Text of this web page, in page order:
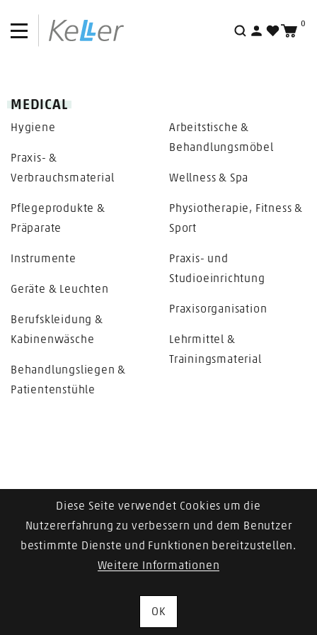
Suche
0
Aktionen
MEDICAL
Hygiene
Praxis- &
Verbrauchsmaterial
Pflegeprodukte &
Präparate
Instrumente
Geräte & Leuchten
Berufskleidung &
Kabinenwäsche
Behandlungsliegen &
Patientenstühle
Arbeitstische &
Behandlungsmöbel
Wellness & Spa
Physiotherapie, Fitness &
Sport
Praxis- und
Studioeinrichtung
Praxisorganisation
Lehrmittel &
Trainingsmaterial
Diese Seite verwendet Cookies um die
Nutzererfahrung zu verbessern und dem Benutzer
bestimmte Dienste und Funktionen bereitzustellen.
Weitere Informationen
OK